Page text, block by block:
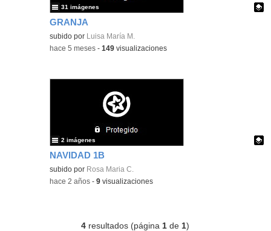
GRANJA
Contenido educativo.
subido por Luisa María M.
31 imágenes
-hace 5 meses -149 visualizaciones
NAVIDAD 1B
Contenido educativo.
subido por Rosa Maria C.
2 imágenes
-hace 2 años -9 visualizaciones
4 resultados (página 1 de 1)